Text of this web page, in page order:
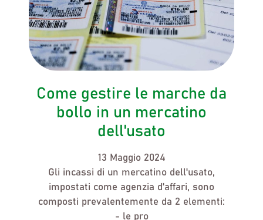
Come gestire le marche da
bollo in un mercatino
dell'usato
13 Maggio 2024
Gli incassi di un mercatino dell'usato,
impostati come agenzia d'affari, sono
composti prevalentemente da 2 elementi:
- le pro